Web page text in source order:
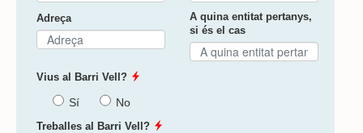
Adreça
A quina entitat pertanys,
si és el cas
Vius al Barri Vell?
Sí No
Treballes al Barri Vell?